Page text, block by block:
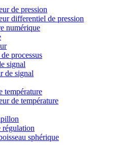
de pression
differentiel de pression
numérique
processus
signal
de signal
température
de température
régulation
sphérique